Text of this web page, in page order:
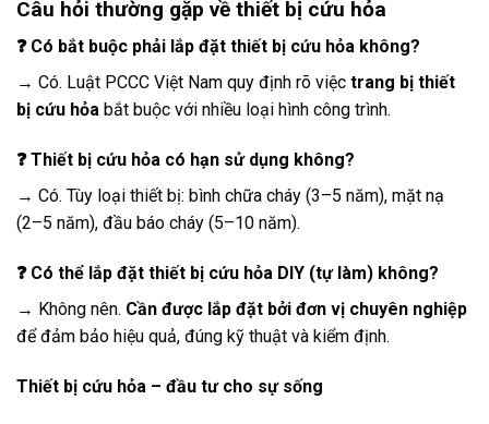
Câu hỏi thường gặp về thiết bị cứu hỏa
❓ Có bắt buộc phải lắp đặt thiết bị cứu hỏa không?
→ Có. Luật PCCC Việt Nam quy định rõ việc trang bị thiết
bị cứu hỏa bắt buộc với nhiều loại hình công trình.
❓ Thiết bị cứu hỏa có hạn sử dụng không?
→ Có. Tùy loại thiết bị: bình chữa cháy (3–5 năm), mặt nạ
(2–5 năm), đầu báo cháy (5–10 năm).
❓ Có thể lắp đặt thiết bị cứu hỏa DIY (tự làm) không?
→ Không nên. Cần được lắp đặt bởi đơn vị chuyên nghiệp
để đảm bảo hiệu quả, đúng kỹ thuật và kiểm định.
Thiết bị cứu hỏa – đầu tư cho sự sống